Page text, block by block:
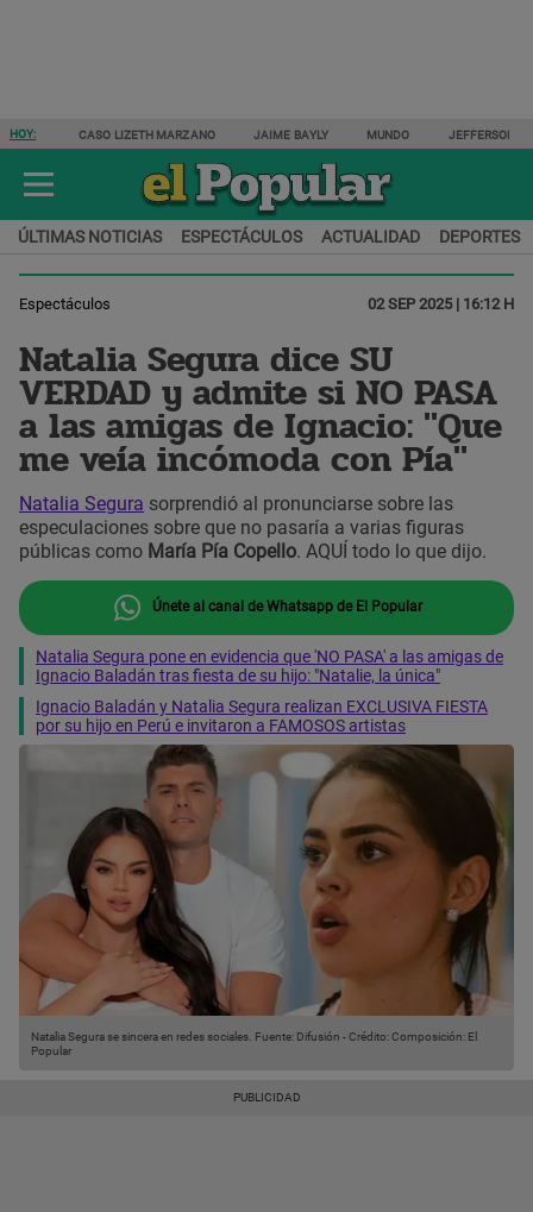
HOY: CASO LIZETH MARZANO JAIME BAYLY MUNDO JEFFERSON
ÚLTIMAS NOTICIAS ESPECTÁCULOS ACTUALIDAD DEPORTES
Espectáculos 02 SEP 2025 | 16:12 H
Natalia Segura dice SU
VERDAD y admite si NO PASA
a las amigas de Ignacio: "Que
me veía incómoda con Pía"
Natalia Segura sorprendió al pronunciarse sobre las
especulaciones sobre que no pasaría a varias figuras
públicas como María Pía Copello. AQUÍ todo lo que dijo.
Únete al canal de Whatsapp de El Popular
Natalia Segura pone en evidencia que 'NO PASA' a las amigas de
Ignacio Baladán tras fiesta de su hijo: "Natalie, la única"
Ignacio Baladán y Natalia Segura realizan EXCLUSIVA FIESTA
por su hijo en Perú e invitaron a FAMOSOS artistas
Natalia Segura se sincera en redes sociales. Fuente: Difusión -Crédito: Composición: El
Popular